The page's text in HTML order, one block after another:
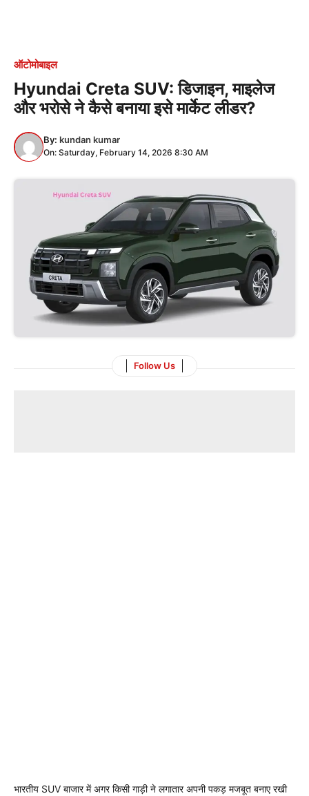
ऑटोमोबाइल
Hyundai Creta SUV: डिजाइन, माइलेज
और भरोसे ने कैसे बनाया इसे मार्केट लीडर?
By: kundan kumar
On: Saturday, February 14, 2026 8:30 AM
Follow Us
भारतीय SUV बाजार में अगर किसी गाड़ी ने लगातार अपनी पकड़ मजबूत बनाए रखी